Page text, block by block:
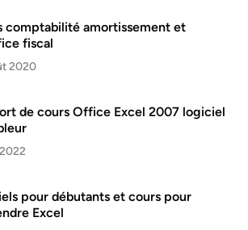
comptabilité amortissement et
fiscal
2020
de cours Office Excel 2007 logiciel
pour débutants et cours pour
Excel